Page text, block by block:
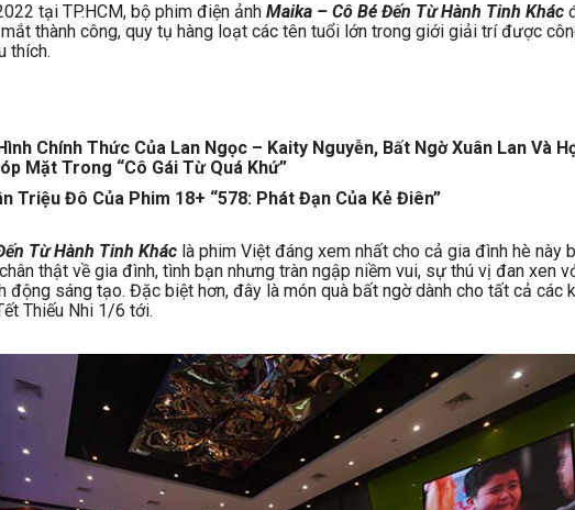
tại TP.HCM, bộ phim điện ảnh Maika – Cô Bé Đến Từ Hành Tinh Khác
thành công, quy tụ hàng loạt các tên tuổi lớn trong giới giải trí được
thích.
Chính Thức Của Lan Ngọc – Kaity Nguyễn, Bất Ngờ Xuân Lan Và
Mặt Trong “Cô Gái Từ Quá Khứ”
Triệu Đô Của Phim 18+ “578: Phát Đạn Của Kẻ Điên”
Từ Hành Tinh Khác là phim Việt đáng xem nhất cho cả gia đình hè này
thật về gia đình, tình bạn nhưng tràn ngập niềm vui, sự thú vị đan xen
động sáng tạo. Đặc biệt hơn, đây là món quà bất ngờ dành cho tất cả các
Thiếu Nhi 1/6 tới.